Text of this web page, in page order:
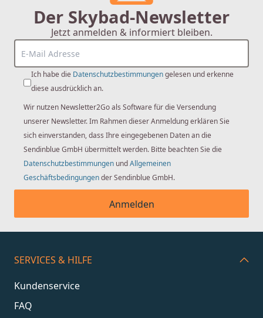
Der Skybad-Newsletter
Jetzt anmelden & informiert bleiben.
Ich habe die Datenschutzbestimmungengelesen und erkenne
diese ausdrücklich an.
Wir nutzen Newsletter2Go als Software für die Versendung
unserer Newsletter. Im Rahmen dieser Anmeldung erklären Sie
sich einverstanden, dass Ihre eingegebenen Daten an die
Sendinblue GmbH übermittelt werden. Bitte beachten Sie die
Datenschutzbestimmungen undAllgemeinen
Geschäftsbedingungender Sendinblue GmbH.
Anmelden
SERVICES & HILFE
Kundenservice
FAQ